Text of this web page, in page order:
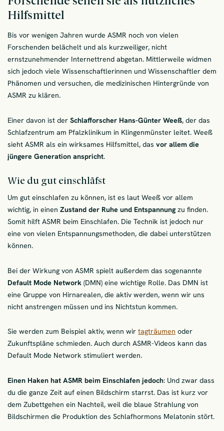
Hilfsmittel
Bis vor wenigen Jahren wurde ASMR noch von vielen
Forschenden belächelt und als kurzweiliger, nicht
ernstzunehmender Internettrend abgetan. Mittlerweile widmen
sich jedoch viele Wissenschaftlerinnen und Wissenschaftler dem
Phänomen und versuchen, die medizinischen Hintergründe von
ASMR zu klären.
Einer davon ist der Schlafforscher Hans-Günter Weeß, der das
Schlafzentrum am Pfalzklinikum in Klingenmünster leitet. Weeß
sieht ASMR als ein wirksames Hilfsmittel, das vor allem die
jüngere Generation anspricht.
Wie du gut einschläfst
Um gut einschlafen zu können, ist es laut Weeß vor allem
wichtig, in einen Zustand der Ruhe und Entspannungzu finden.
Somit hilft ASMR beim Einschlafen. Die Technik ist jedoch nur
eine von vielen Entspannungsmethoden, die dabei unterstützen
können.
Bei der Wirkung von ASMR spielt außerdem das sogenannte
Default Mode Network (DMN) eine wichtige Rolle. Das DMN ist
eine Gruppe von Hirnarealen, die aktiv werden, wenn wir uns
nicht anstrengen müssen und ins Nichtstun kommen.
Sie werden zum Beispiel aktiv, wenn wir tagträumen oder
Zukunftspläne schmieden. Auch durch ASMR-Videos kann das
Default Mode Network stimuliert werden.
Einen Haken hat ASMR beim Einschlafen jedoch: Und zwar dass
du die ganze Zeit auf einen Bildschirm starrst. Das ist kurz vor
dem Zubettgehen ein Nachteil, weil die blaue Strahlung von
Bildschirmen die Produktion des Schlafhormons Melatonin stört.